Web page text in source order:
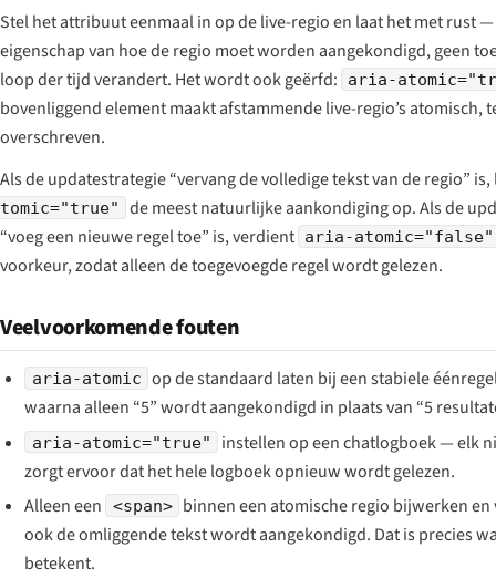
Stel het attribuut eenmaal in op de live-regio en laat het met rust
eigenschap van hoe de regio moet worden aangekondigd, geen
loop der tijd verandert. Het wordt ook geërfd:
aria-
bovenliggend element maakt afstammende live-regio’s atomisch,
overschreven.
Als de updatestrategie “vervang de volledige tekst van de regio”
tomic="true"
de meest natuurlijke aankondiging op. Als de
“voeg een nieuwe regel toe” is, verdient aria-atomic="false"
voorkeur, zodat alleen de toegevoegde regel wordt gelezen.
Veelvoorkomende fouten
aria-atomic op de standaard laten bij een stabiele
waarna alleen “5”wordt aangekondigd in plaats van “5
aria-atomic="true"
instellen op een chatlogboek — elk
zorgt ervoor dat het hele logboek opnieuw wordt gelezen.
Alleen een
<span>
binnen een atomische regio bijwerken en
ook de omliggende tekst wordt aangekondigd. Dat is precies
betekent.